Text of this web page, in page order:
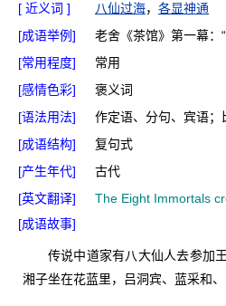
[ 近义词 ]
八仙过海， 各显神通
[成语举例]
老舍《茶馆》第一幕：
[常用程度]
常用
[感情色彩]
褒义词
[语法用法]
作定语、分句、宾语
[成语结构]
复句式
[产生年代]
古代
[英文翻译]
The Eight Immortals
[成语故事]
传说中道家有八大仙人去参加
湘子坐在花蓝里，吕洞宾、蓝采和